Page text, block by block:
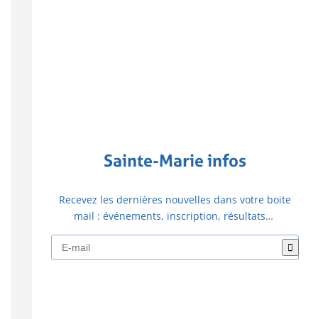
Sainte-Marie infos
Recevez les dernières nouvelles dans votre boite
mail : événements, inscription, résultats…
